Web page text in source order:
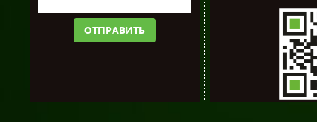
ОТПРАВИТЬ